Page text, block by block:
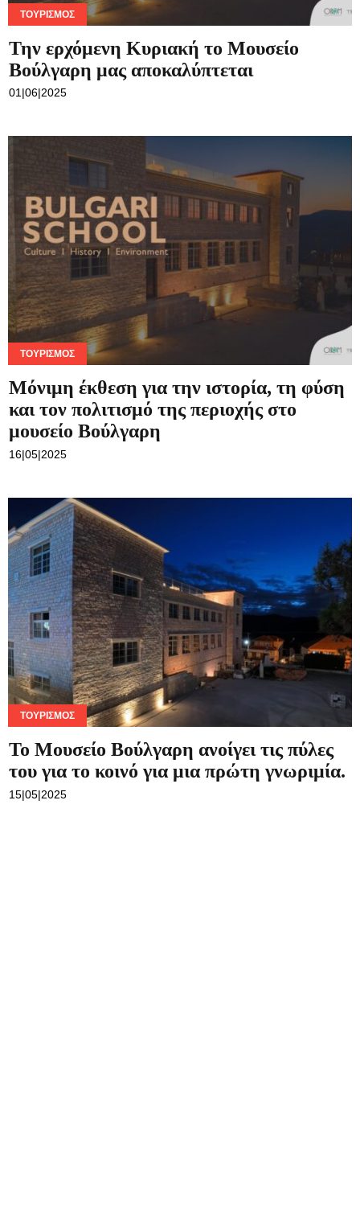
ΤΟΥΡΙΣΜΌΣ
Την ερχόμενη Κυριακή το Μουσείο
Βούλγαρη μας αποκαλύπτεται
01|06|2025
ΤΟΥΡΙΣΜΌΣ
Mόνιμη έκθεση για την ιστορία, τη φύση
και τον πολιτισμό της περιοχής στο
μουσείο Βούλγαρη
16|05|2025
ΤΟΥΡΙΣΜΌΣ
Το Μουσείο Βούλγαρη ανοίγει τις πύλες
του για το κοινό για μια πρώτη γνωριμία.
15|05|2025